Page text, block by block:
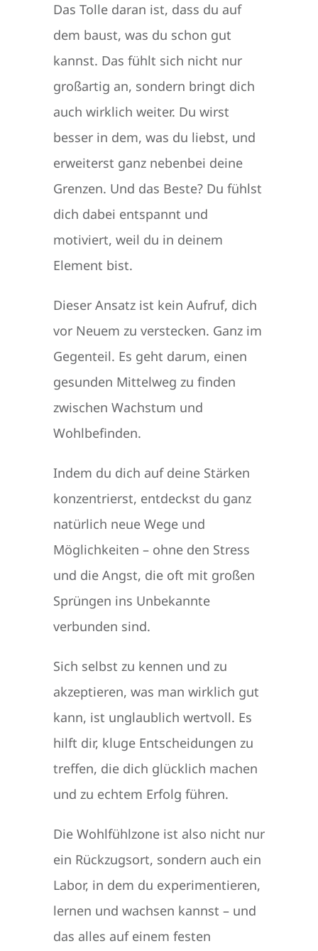
Das Tolle daran ist, dass du auf
dem baust, was du schon gut
kannst. Das fühlt sich nicht nur
großartig an, sondern bringt dich
auch wirklich weiter. Du wirst
besser in dem, was du liebst, und
erweiterst ganz nebenbei deine
Grenzen. Und das Beste? Du fühlst
dich dabei entspannt und
motiviert, weil du in deinem
Element bist.
Dieser Ansatz ist kein Aufruf, dich
vor Neuem zu verstecken. Ganz im
Gegenteil. Es geht darum, einen
gesunden Mittelweg zu finden
zwischen Wachstum und
Wohlbefinden.
Indem du dich auf deine Stärken
konzentrierst, entdeckst du ganz
natürlich neue Wege und
Möglichkeiten – ohne den Stress
und die Angst, die oft mit großen
Sprüngen ins Unbekannte
verbunden sind.
Sich selbst zu kennen und zu
akzeptieren, was man wirklich gut
kann, ist unglaublich wertvoll. Es
hilft dir, kluge Entscheidungen zu
treffen, die dich glücklich machen
und zu echtem Erfolg führen.
Die Wohlfühlzone ist also nicht nur
ein Rückzugsort, sondern auch ein
Labor, in dem du experimentieren,
lernen und wachsen kannst – und
das alles auf einem festen